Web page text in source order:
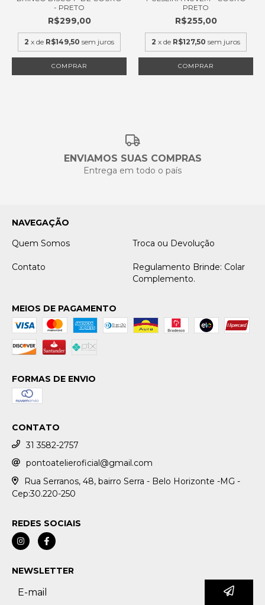
- PRETO
R$299,00
2 x de R$149,50 sem juros
COMPRAR
PRETO
R$255,00
2 x de R$127,50 sem juros
COMPRAR
ENVIAMOS SUAS COMPRAS
Entrega em todo o país
NAVEGAÇÃO
Quem Somos
Troca ou Devolução
Contato
Regulamento Brinde: Colar
Complemento.
MEIOS DE PAGAMENTO
FORMAS DE ENVIO
CONTATO
31 3582-2757
pontoatelieroficial@gmail.com
Rua Serranos, 48, bairro Serra - Belo Horizonte -MG -
Cep:30.220-250
REDES SOCIAIS
NEWSLETTER